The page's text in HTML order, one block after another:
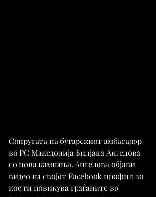
Сопругата на бугарскиот амбасадор
во РС Македонија Билјана Ангелова
со нова кампања. Ангелова објави
видео на својот Facebook профил во
кое ги повикува граѓаните во